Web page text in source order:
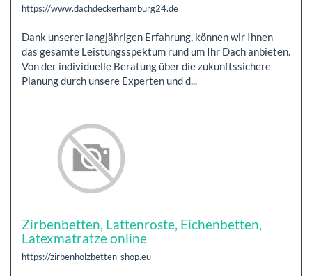
https://www.dachdeckerhamburg24.de
Dank unserer langjährigen Erfahrung, können wir Ihnen
das gesamte Leistungsspektum rund um Ihr Dach anbieten.
Von der individuelle Beratung über die zukunftssichere
Planung durch unsere Experten und d...
Zirbenbetten, Lattenroste, Eichenbetten,
Latexmatratze online
https://zirbenholzbetten-shop.eu